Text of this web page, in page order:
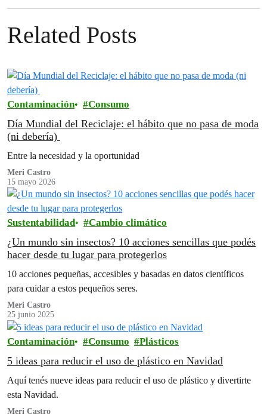
Related Posts
Contaminación Consumo
Día Mundial del Reciclaje: el hábito que no pasa de moda
(ni debería)
Entre la necesidad y la oportunidad
Meri Castro
15 mayo 2026
Sustentabilidad Cambio climático
¿Un mundo sin insectos? 10 acciones sencillas que podés
hacer desde tu lugar para protegerlos
10 acciones pequeñas, accesibles y basadas en datos científicos
para cuidar a estos pequeños seres.
Meri Castro
25 junio 2025
Contaminación Consumo Plásticos
5 ideas para reducir el uso de plástico en Navidad
Aquí tenés nueve ideas para reducir el uso de plástico y divertirte
esta Navidad.
Meri Castro